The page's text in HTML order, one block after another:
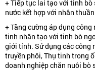
+ Tiếp tục lai tạo với tinh bò
nước kết hợp với nhân
+ Tăng cường áp dụng
tinh nhân tạo với tinh bò
giới tính. Sử dụng các công
truyền phôi, Thụ tinh trong
doanh nghiệp chăn nuôi bò